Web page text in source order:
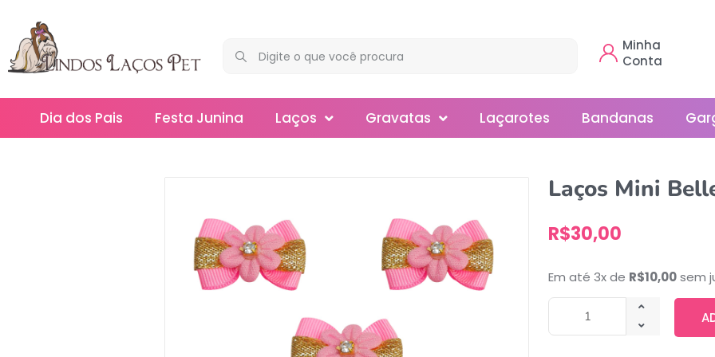
Minha
Conta
Dia dos Pais Festa Junina Laços
Mega
Mini
Slim
Gravatas
Normal
Smoking
Laçarotes Bandanas
Laços Mini
R$30,00
Em até 3x de R$10,00sem